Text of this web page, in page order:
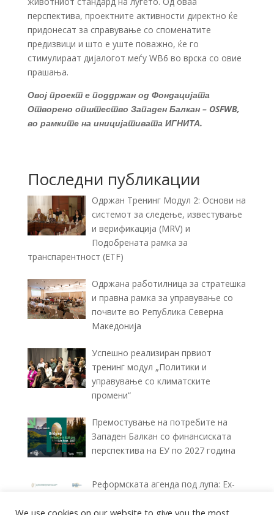
перспектива, проектните активности директно ќе
придонесат за справување со споменатите
предизвици и што е уште поважно, ќе го
стимулираат дијалогот меѓу WB6 во врска со овие
прашања.
Овој проект е поддржан од Фондацијата
Отворено општество Западен Балкан – OSFWB,
во рамките на иницијативата ИГНИТА.
Последни публикации
Одржан Тренинг Модул 2: Основи на
системот за следење, известување
и верификација (MRV) и
Подобрената рамка за
транспарентност (ETF)
Одржана работилница за стратешка
и правна рамка за управување со
почвите во Република Северна
Македонија
Успешно реализиран првиот
тренинг модул „Политики и
управување со климатските
промени“
Премостување на потребите на
Западен Балкан со финансиската
перспектива на ЕУ по 2027 година
Реформската агенда под лупа: Ex-
спроведувањето (2025–2026)
We use cookies on our website to give you the most